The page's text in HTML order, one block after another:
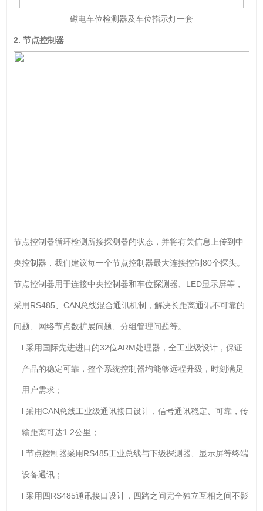
磁电车位检测器及车位指示灯一套
2. 节点控制器
节点控制器循环检测所接探测器的状态，并将有关信息上传到中
央控制器，我们建议每一个节点控制器最大连接控制80个探头。
节点控制器用于连接中央控制器和车位探测器、LED显示屏等，
采用RS485、CAN总线混合通讯机制，解决长距离通讯不可靠的
问题、网络节点数扩展问题、分组管理问题等。
l 采用国际先进进口的32位ARM处理器，全工业级设计，保证
产品的稳定可靠，整个系统控制器均能够远程升级，时刻满足
用户需求；
l 采用CAN总线工业级通讯接口设计，信号通讯稳定、可靠，传
输距离可达1.2公里；
l 节点控制器采用RS485工业总线与下级探测器、显示屏等终端
设备通讯；
l 采用四RS485通讯接口设计，四路之间完全独立互相之间不影